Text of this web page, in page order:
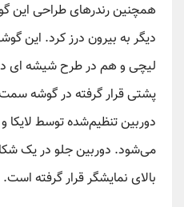
همچنین رندرهای طراحی این
دیگر به بیرون درز کرد. این
لیچی و هم در طرح شیشه ای
پشتی قرار گرفته در گوشه
می‌شود. دوربین جلو در یک
بالای نمایشگر قرار گرفته است.